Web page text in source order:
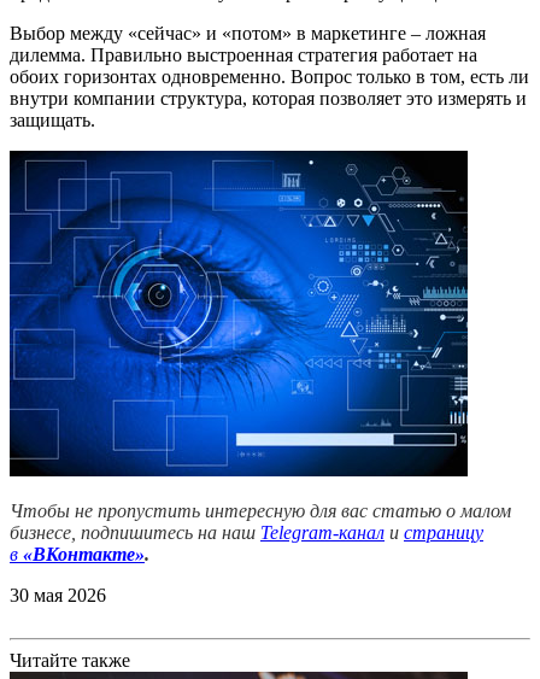
Выбор между «сейчас» и «потом» в маркетинге – ложная
дилемма. Правильно выстроенная стратегия работает на
обоих горизонтах одновременно. Вопрос только в том, есть ли
внутри компании структура, которая позволяет это измерять и
защищать.
Чтобы не пропустить интересную для вас статью о малом
бизнесе, подпишитесь на наш Telegram-канал и страницу
в «ВКонтакте».
30 мая 2026
Читайте также